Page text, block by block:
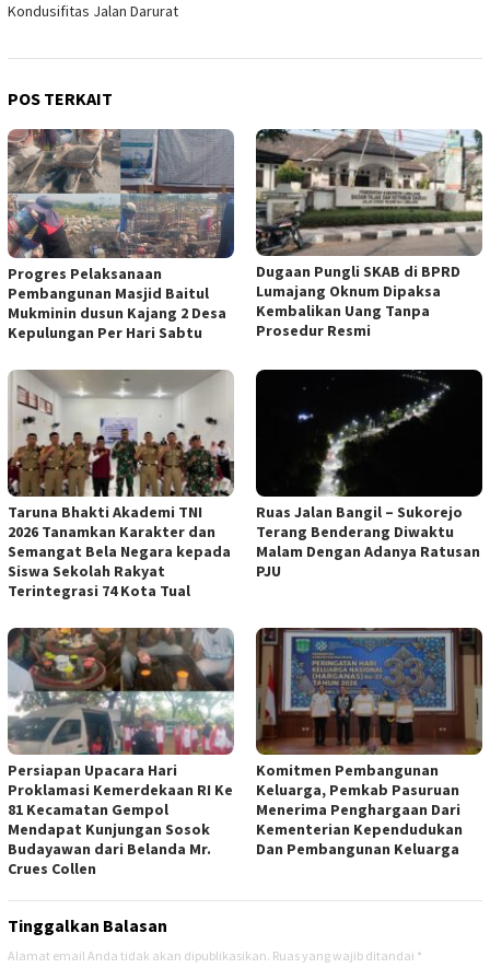
Kondusifitas Jalan Darurat
POS TERKAIT
Progres Pelaksanaan
Pembangunan Masjid Baitul
Mukminin dusun Kajang 2 Desa
Kepulungan Per Hari Sabtu
Dugaan Pungli SKAB di BPRD
Lumajang Oknum Dipaksa
Kembalikan Uang Tanpa
Prosedur Resmi
Taruna Bhakti Akademi TNI
2026 Tanamkan Karakter dan
Semangat Bela Negara kepada
Siswa Sekolah Rakyat
Terintegrasi 74 Kota Tual
Ruas Jalan Bangil – Sukorejo
Terang Benderang Diwaktu
Malam Dengan Adanya Ratusan
PJU
Persiapan Upacara Hari
Proklamasi Kemerdekaan RI Ke
81 Kecamatan Gempol
Mendapat Kunjungan Sosok
Budayawan dari Belanda Mr.
Crues Collen
Komitmen Pembangunan
Keluarga, Pemkab Pasuruan
Menerima Penghargaan Dari
Kementerian Kependudukan
Dan Pembangunan Keluarga
Tinggalkan Balasan
Alamat email Anda tidak akan dipublikasikan. Ruas yang wajib ditandai *